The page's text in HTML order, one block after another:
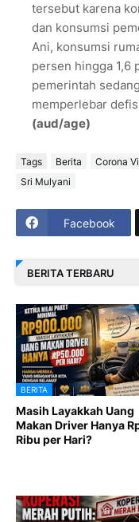
tersebut karena
dan konsumsi
Ani, konsumsi
persen hingga 1,6
pemerintah
memperlebar
(aud/age)
Tags Berita Corona
Sri Mulyani
Facebook
BERITA TERBARU
BERITA
Masih Layakkah Uang
Makan Driver Hanya
Ribu per Hari?